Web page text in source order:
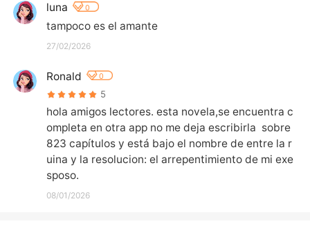
luna 0
tampoco es el amante
27/02/2026
Ronald 0
5
hola amigos lectores. esta novela,se encuentra c
ompleta en otra app no me deja escribirla  sobre
823 capítulos y está bajo el nombre de entre la r
uina y la resolucion: el arrepentimiento de mi exe
sposo.
08/01/2026